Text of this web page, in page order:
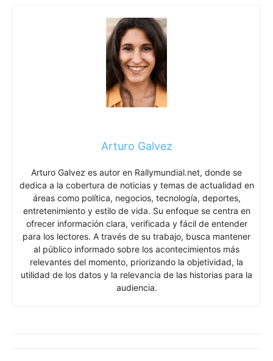
Arturo Galvez
Arturo Galvez es autor en Rallymundial.net, donde se
dedica a la cobertura de noticias y temas de actualidad en
áreas como política, negocios, tecnología, deportes,
entretenimiento y estilo de vida. Su enfoque se centra en
ofrecer información clara, verificada y fácil de entender
para los lectores. A través de su trabajo, busca mantener
al público informado sobre los acontecimientos más
relevantes del momento, priorizando la objetividad, la
utilidad de los datos y la relevancia de las historias para la
audiencia.